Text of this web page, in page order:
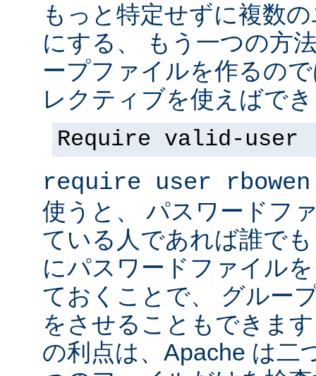
もっと特定せずに複数
にする、 もう一つの方
ープファイルを作るの
レクティブを使えばで
Require valid-user
require user rbowen
使うと、 パスワードフ
ている人であれば誰で
にパスワードファイル
ておくことで、 グルー
をさせることもできま
の利点は、Apache は二